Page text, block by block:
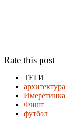
Rate this post
ТЕГИ
архитектура
Имеретинка
Фишт
футбол